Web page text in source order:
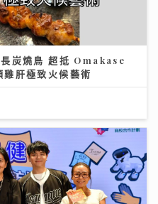
長炭燒鳥 超抵 Omakase
肝極致火候藝術